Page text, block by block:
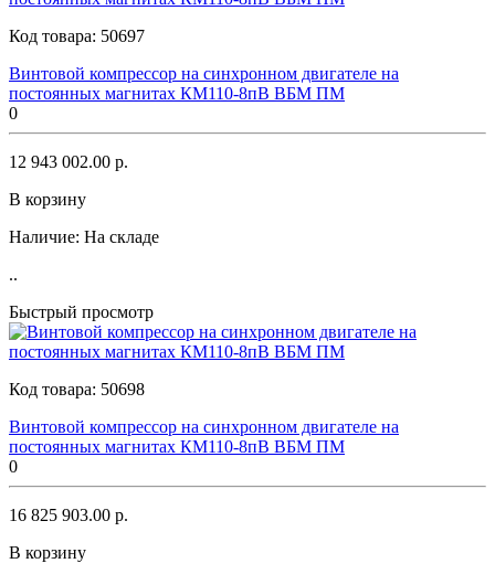
Код товара: 50697
Винтовой компрессор на синхронном двигателе на
постоянных магнитах КМ110-8пВ ВБМ ПМ
0
12 943 002.00 р.
В корзину
Наличие: На складе
..
Быстрый просмотр
Код товара: 50698
Винтовой компрессор на синхронном двигателе на
постоянных магнитах КМ110-8пВ ВБМ ПМ
0
16 825 903.00 р.
В корзину